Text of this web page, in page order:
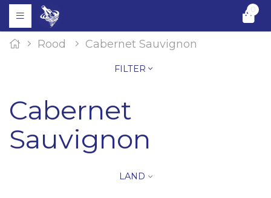
0
Rood Cabernet Sauvignon
FILTER
Cabernet
Sauvignon
LAND